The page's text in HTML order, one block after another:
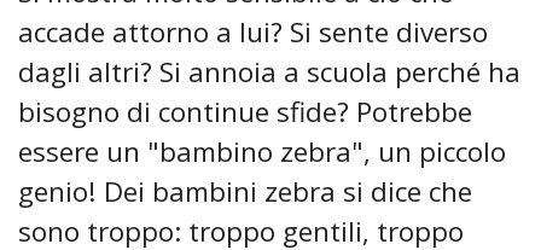
accade attorno a lui? Si sente diverso
dagli altri? Si annoia a scuola perché ha
bisogno di continue sfide? Potrebbe
essere un "bambino zebra", un piccolo
genio! Dei bambini zebra si dice che
sono troppo: troppo gentili, troppo